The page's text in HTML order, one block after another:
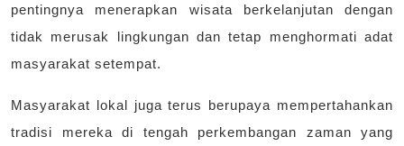
pentingnya menerapkan wisata berkelanjutan dengan
tidak merusak lingkungan dan tetap menghormati adat
masyarakat setempat.
Masyarakat lokal juga terus berupaya mempertahankan
tradisi mereka di tengah perkembangan zaman yang